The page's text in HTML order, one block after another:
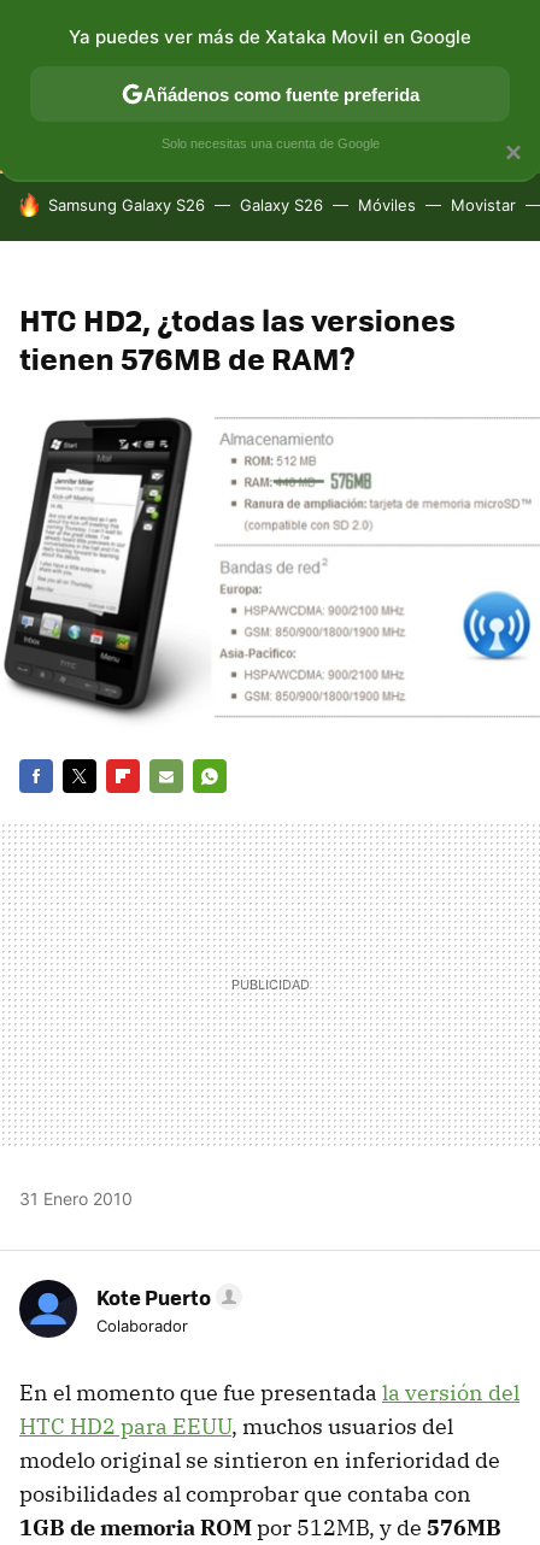
CONECTIVIDAD MÓVIL Y SOCIEDAD APLICACIONES
HOY SE HABLA DE
Samsung Galaxy S26 Galaxy S26 Móviles Movistar
HTC HD2, ¿todas las versiones
tienen 576MB de RAM?
MAIL
31 Enero 2010
Kote Puerto
Colaborador
En el momento que fue presentada la versión del
HTC HD2 para EEUU, muchos usuarios del
modelo original se sintieron en inferioridad de
posibilidades al comprobar que contaba con
1GB de memoria ROMpor 512MB, y de 576MB
×
Ya puedes ver más de Xataka Movil en Google
Añádenos como fuente preferida
Solo necesitas una cuenta de Google